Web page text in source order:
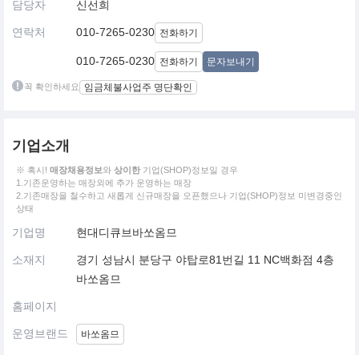
담당자 신선희
연락처 010-7265-0230 전화하기
010-7265-0230 전화하기 문자보내기
꼭 확인하세요 임금체불사업주 명단확인
기업소개
※ 혹시! 매장채용정보와 상이한 기업(SHOP)정보일 경우
1.기존운영하는 매장외에 추가 운영하는 매장
2.기존매장을 철수하고 새롭게 신규매장을 오픈했으나 기업(SHOP)정보 미변경중인
상태
기업명 현대디큐브바쏘옴므
소재지
경기 성남시 분당구 야탑로81번길 11 NC백화점 4층
바쏘옴므
홈페이지
운영브랜드 바쏘옴므